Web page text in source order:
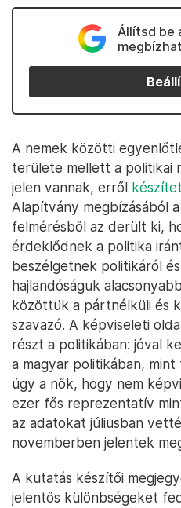
Állítsd be
A nemek közötti
területe mellett a politikai
jelen vannak, erről
Alapítvány megbízásából
felmérésből az derült ki,
érdeklődnek a politika
beszélgetnek politikáról
hajlandóságuk
közöttük a pártnélküli és
szavazó. A képviseleti
részt a politikában: jóval
a magyar politikában,
úgy a nők, hogy nem
ezer fős reprezentatív
az adatokat júliusban
novemberben jelentek
A kutatás készítői
jelentős különbségeket